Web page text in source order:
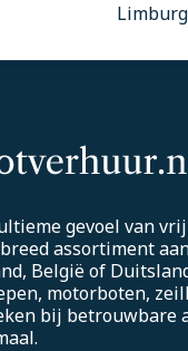
Limburg
gevoel van
assortiment
België of
motorboten,
bij betrouwbare